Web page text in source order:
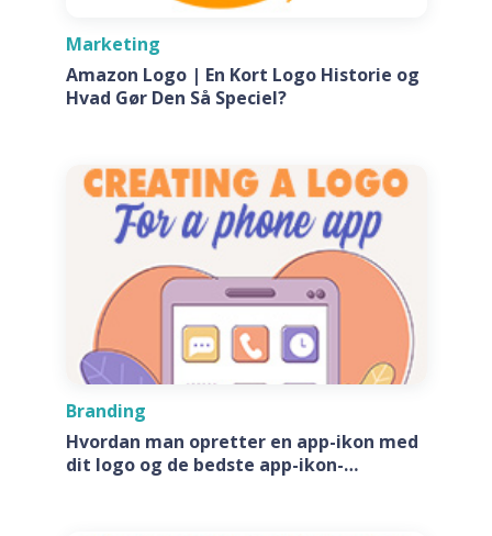
Marketing
Amazon Logo | En Kort Logo Historie og
Hvad Gør Den Så Speciel?
Branding
Hvordan man opretter en app-ikon med
dit logo og de bedste app-ikon-